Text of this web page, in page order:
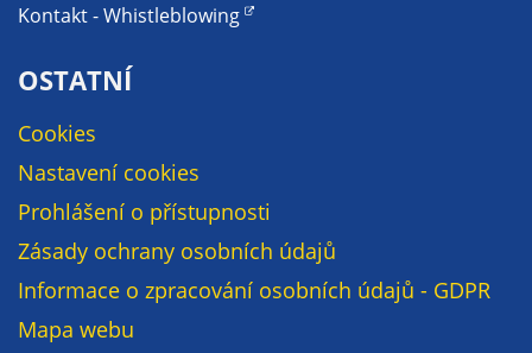
Kontakt - Whistleblowing
OSTATNÍ
Cookies
Nastavení cookies
Prohlášení o přístupnosti
Zásady ochrany osobních údajů
Informace o zpracování osobních údajů - GDPR
Mapa webu
stránkách třetích
subjektů. Díky
tomu můžeme